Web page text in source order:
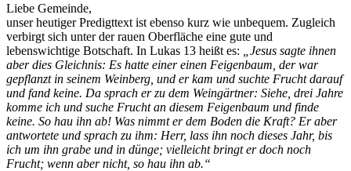
Liebe Gemeinde,
unser heutiger Predigttext ist ebenso kurz wie unbequem. Zugleich
verbirgt sich unter der rauen Oberfläche eine gute und
lebenswichtige Botschaft. In Lukas 13 heißt es:
„Jesus sagte ihnen
aber dies Gleichnis: Es hatte einer einen Feigenbaum, der war
gepflanzt in seinem Weinberg, und er kam und suchte Frucht darauf
und fand keine. Da sprach er zu dem Weingärtner: Siehe, drei Jahre
komme ich und suche Frucht an diesem Feigenbaum und finde
keine. So hau ihn ab! Was nimmt er dem Boden die Kraft? Er aber
antwortete und sprach zu ihm: Herr, lass ihn noch dieses Jahr, bis
ich um ihn grabe und in dünge; vielleicht bringt er doch noch
Frucht; wenn aber nicht, so hau ihn ab.“